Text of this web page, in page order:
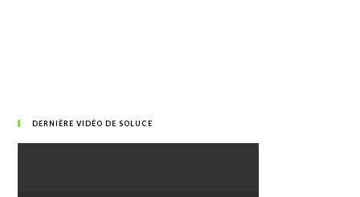
DERNIÈRE VIDÉO DE SOLUCE